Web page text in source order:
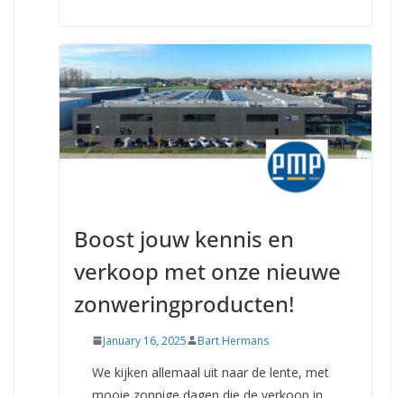
Boost jouw kennis en
verkoop met onze nieuwe
zonweringproducten!
January 16, 2025 Bart Hermans
We kijken allemaal uit naar de lente, met